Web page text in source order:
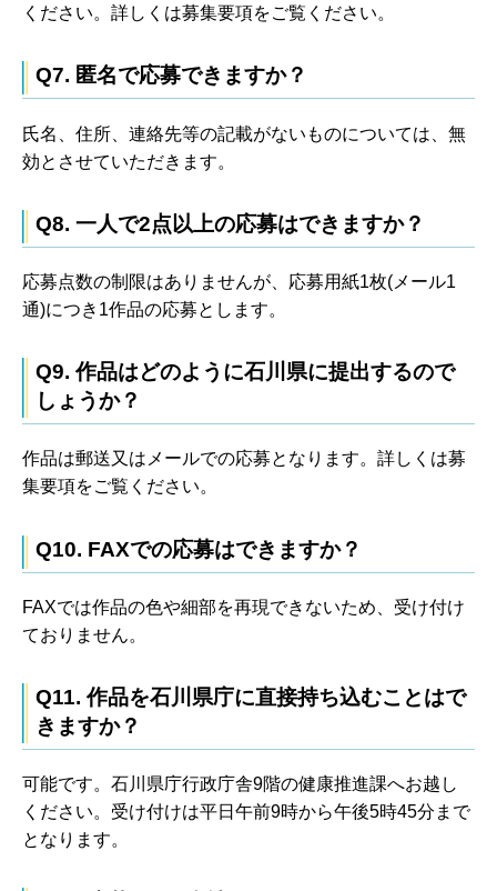
ください。詳しくは募集要項をご覧ください。
Q7. 匿名で応募できますか？
氏名、住所、連絡先等の記載がないものについては、無
効とさせていただきます。
Q8. 一人で2点以上の応募はできますか？
応募点数の制限はありませんが、応募用紙1枚(メール1
通)につき1作品の応募とします。
Q9. 作品はどのように石川県に提出するので
しょうか？
作品は郵送又はメールでの応募となります。詳しくは募
集要項をご覧ください。
Q10. FAXでの応募はできますか？
FAXでは作品の色や細部を再現できないため、受け付け
ておりません。
Q11. 作品を石川県庁に直接持ち込むことはで
きますか？
可能です。石川県庁行政庁舎9階の健康推進課へお越し
ください。受け付けは平日午前9時から午後5時45分まで
となります。